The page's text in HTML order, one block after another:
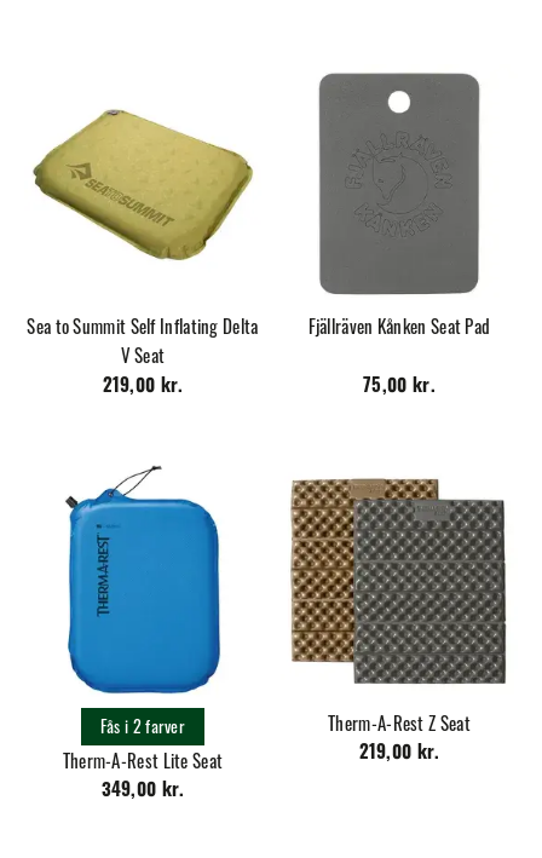
Sea to Summit Self Inflating Delta
V Seat
219,00 kr.
Fjällräven Kånken Seat Pad
75,00 kr.
Therm-A-Rest Lite Seat
349,00 kr.
Fås i 2 farver Therm-A-Rest Z Seat
219,00 kr.